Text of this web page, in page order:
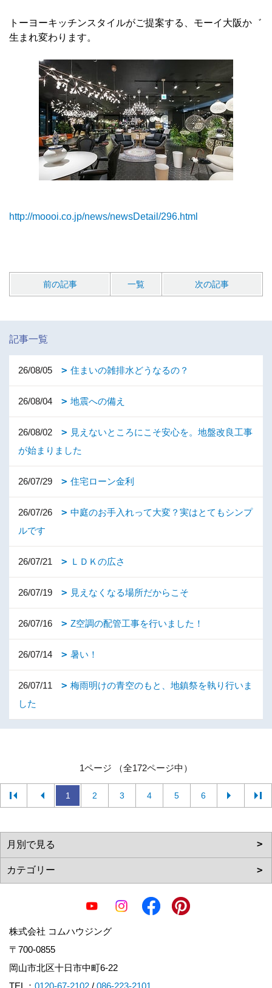
トーヨーキッチンスタイルがご提案する、モーイ大阪か゛
生まれ変わります。
http://moooi.co.jp/news/newsDetail/296.html
前の記事 一覧 次の記事
記事一覧
26/08/05 住まいの雑排水どうなるの？
26/08/04 地震への備え
26/08/02
見えないところにこそ安心を。地盤改良工事
が始まりました
26/07/29 住宅ローン金利
26/07/26
中庭のお手入れって大変？実はとてもシンプ
ルです
26/07/21 ＬＤＫの広さ
26/07/19 見えなくなる場所だからこそ
26/07/16 Z空調の配管工事を行いました！
26/07/14 暑い！
26/07/11
梅雨明けの青空のもと、地鎮祭を執り行いま
した
1ページ （全172ページ中）
1 2 3 4 5 6
株式会社 コムハウジング
〒700-0855
岡山市北区十日市中町6-22
TEL： 0120-67-2102 / 086-223-2101